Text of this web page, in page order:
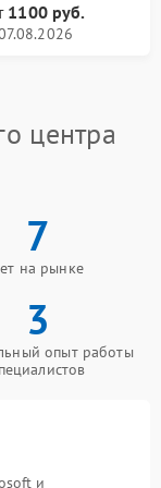
1100 руб.
центра
7
на рынке
3
опыт работы
и